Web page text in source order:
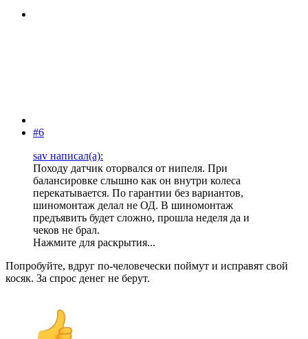
#6
sav написал(а):
Походу датчик оторвался от нипеля. При
балансировке слышно как он внутри колеса
перекатывается. По гарантии без вариантов,
шиномонтаж делал не ОД. В шиномонтаж
предъявить будет сложно, прошла неделя да и
чеков не брал.
Нажмите для раскрытия...
Попробуйте, вдруг по-человечески поймут и исправят свой
косяк. За спрос денег не берут.